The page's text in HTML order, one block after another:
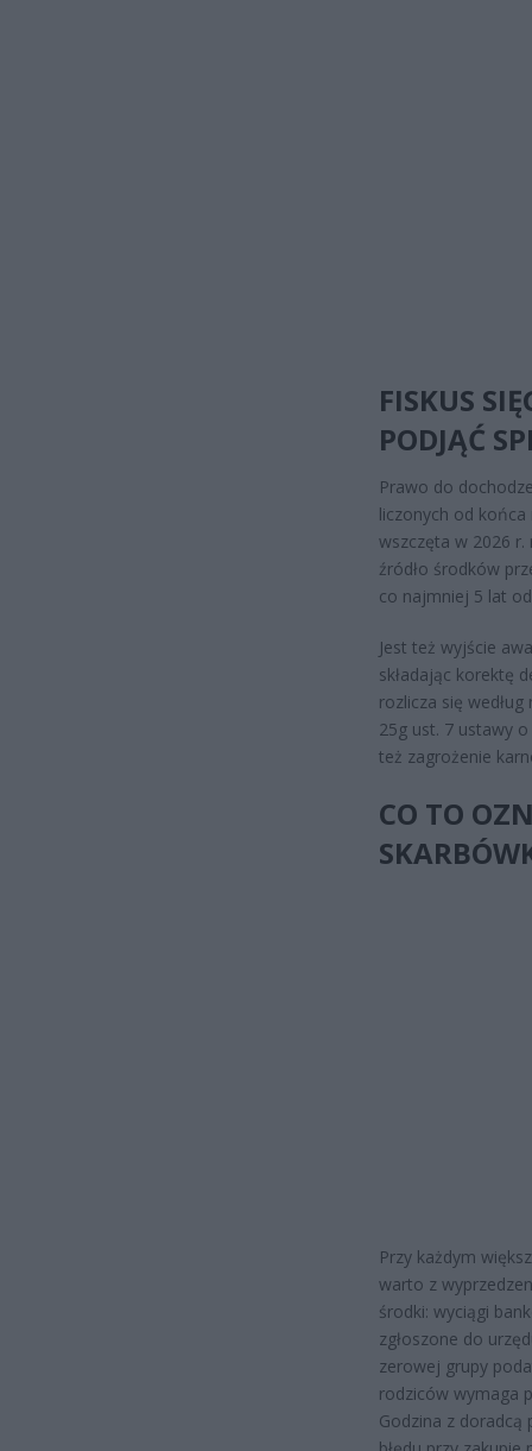
FISKUS
PODJĄĆ
Prawo do
liczonych od
wszczęta w 2026
źródło środków
co najmniej 5 lat
Jest też wyjście
składając korektę
rozlicza się
25g ust. 7 ustawy
też zagrożenie
CO TO
Przy każdym
warto z
środki: wyciągi
zgłoszone do
zerowej grupy
rodziców wymaga
Godzina z doradcą